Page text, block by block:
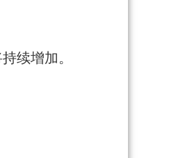
续增加。